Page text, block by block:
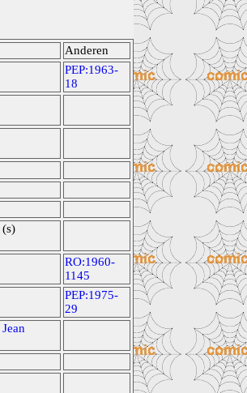
Anderen
PEP:1963-
18
(s)
RO:1960-
1145
PEP:1975-
29
Jean